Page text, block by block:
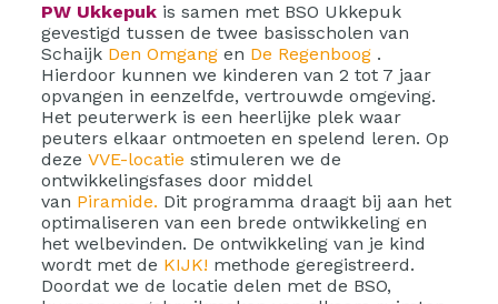
PW Ukkepukis samen met BSO Ukkepuk
gevestigd tussen de twee basisscholen van
Schaijk Den Omgang en De Regenboog .
Hierdoor kunnen we kinderen van 2 tot 7 jaar
opvangen in eenzelfde, vertrouwde omgeving.
Het peuterwerk is een heerlijke plek waar
peuters elkaar ontmoeten en spelend leren. Op
deze VVE-locatie stimuleren we de
ontwikkelingsfases door middel
van Piramide. Dit programma draagt bij aan het
optimaliseren van een brede ontwikkeling en
het welbevinden. De ontwikkeling van je kind
wordt met de KIJK! methode geregistreerd.
Doordat we de locatie delen met de BSO,